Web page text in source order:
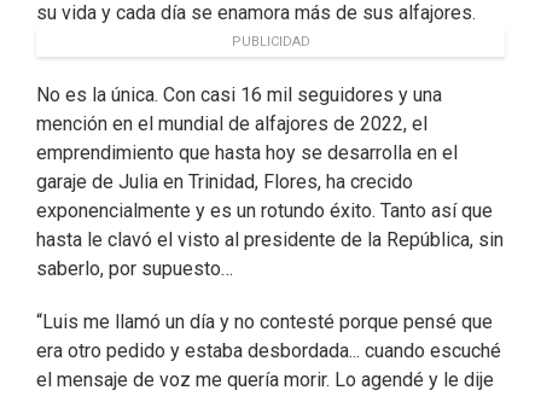
su vida y cada día se enamora más de sus alfajores.
PUBLICIDAD
No es la única. Con casi 16 mil seguidores y una
mención en el mundial de alfajores de 2022, el
emprendimiento que hasta hoy se desarrolla en el
garaje de Julia en Trinidad, Flores, ha crecido
exponencialmente y es un rotundo éxito. Tanto así que
hasta le clavó el visto al presidente de la República, sin
saberlo, por supuesto…
“Luis me llamó un día y no contesté porque pensé que
era otro pedido y estaba desbordada... cuando escuché
el mensaje de voz me quería morir. Lo agendé y le dije